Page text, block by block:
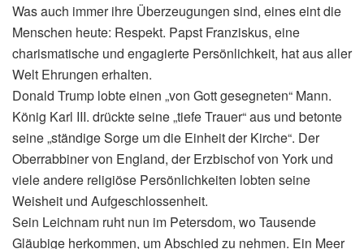
Was auch immer ihre Überzeugungen sind, eines eint die
Menschen heute: Respekt. Papst Franziskus, eine
charismatische und engagierte Persönlichkeit, hat aus aller
Welt Ehrungen erhalten.
Donald Trump lobte einen „von Gott gesegneten“ Mann.
König Karl III. drückte seine „tiefe Trauer“ aus und betonte
seine „ständige Sorge um die Einheit der Kirche“. Der
Oberrabbiner von England, der Erzbischof von York und
viele andere religiöse Persönlichkeiten lobten seine
Weisheit und Aufgeschlossenheit.
Sein Leichnam ruht nun im Petersdom, wo Tausende
Gläubige herkommen, um Abschied zu nehmen. Ein Meer